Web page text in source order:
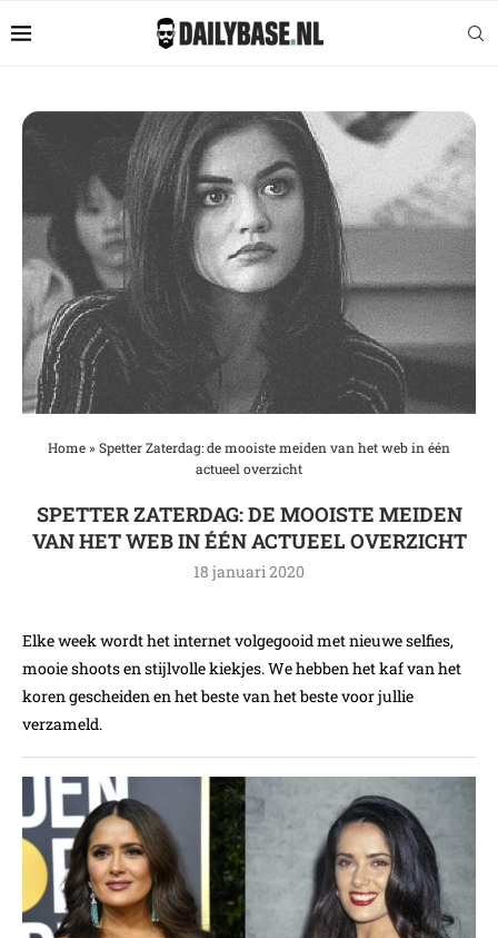
Home» Spetter Zaterdag: de mooiste meiden van het web in één
actueel overzicht
SPETTER ZATERDAG: DE MOOISTE MEIDEN
VAN HET WEB IN ÉÉN ACTUEEL OVERZICHT
18 januari 2020
Elke week wordt het internet volgegooid met nieuwe selfies,
mooie shoots en stijlvolle kiekjes. We hebben het kaf van het
koren gescheiden en het beste van het beste voor jullie
verzameld.